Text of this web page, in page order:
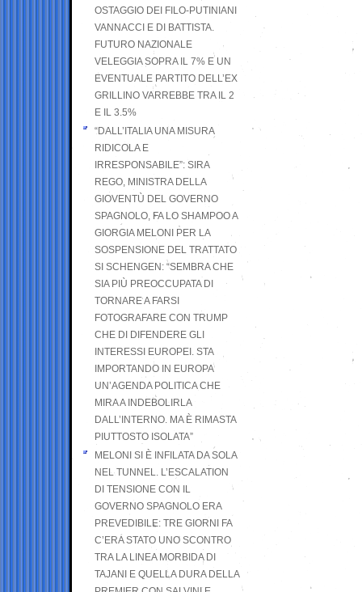
OSTAGGIO DEI FILO-PUTINIANI
VANNACCI E DI BATTISTA.
FUTURO NAZIONALE
VELEGGIA SOPRA IL 7% E UN
EVENTUALE PARTITO DELL’EX
GRILLINO VARREBBE TRA IL 2
E IL 3.5%
“DALL’ITALIA UNA MISURA
RIDICOLA E
IRRESPONSABILE”: SIRA
REGO, MINISTRA DELLA
GIOVENTÙ DEL GOVERNO
SPAGNOLO, FA LO SHAMPOO A
GIORGIA MELONI PER LA
SOSPENSIONE DEL TRATTATO
SI SCHENGEN: “SEMBRA CHE
SIA PIÙ PREOCCUPATA DI
TORNARE A FARSI
FOTOGRAFARE CON TRUMP
CHE DI DIFENDERE GLI
INTERESSI EUROPEI. STA
IMPORTANDO IN EUROPA
UN’AGENDA POLITICA CHE
MIRA A INDEBOLIRLA
DALL’INTERNO. MA È RIMASTA
PIUTTOSTO ISOLATA”
MELONI SI È INFILATA DA SOLA
NEL TUNNEL. L’ESCALATION
DI TENSIONE CON IL
GOVERNO SPAGNOLO ERA
PREVEDIBILE: TRE GIORNI FA
C’ERA STATO UNO SCONTRO
TRA LA LINEA MORBIDA DI
TAJANI E QUELLA DURA DELLA